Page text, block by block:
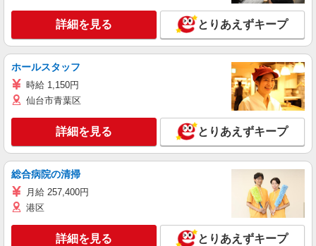
詳細を見る とりあえずキープ
ホールスタッフ
時給 1,150円
仙台市青葉区
詳細を見る とりあえずキープ
総合病院の清掃
月給 257,400円
港区
詳細を見る とりあえずキープ